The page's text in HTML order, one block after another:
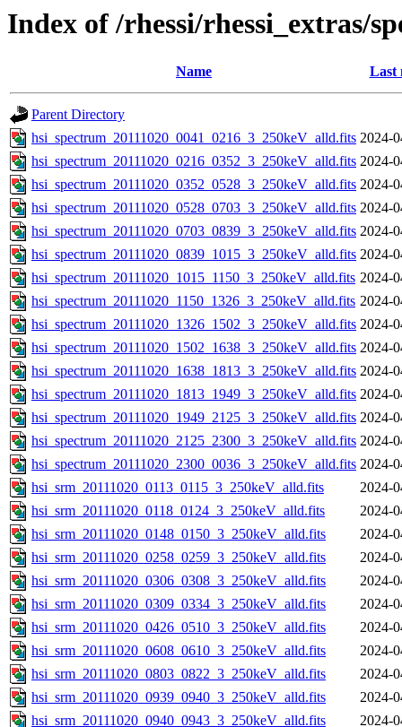
Index of /rhessi/rhessi_extras/
Name Last
Parent Directory
hsi_spectrum_20111020_0041_0216_3_250keV_alld.fits 2024-
hsi_spectrum_20111020_0216_0352_3_250keV_alld.fits 2024-
hsi_spectrum_20111020_0352_0528_3_250keV_alld.fits 2024-
hsi_spectrum_20111020_0528_0703_3_250keV_alld.fits 2024-
hsi_spectrum_20111020_0703_0839_3_250keV_alld.fits 2024-
hsi_spectrum_20111020_0839_1015_3_250keV_alld.fits 2024-
hsi_spectrum_20111020_1015_1150_3_250keV_alld.fits 2024-
hsi_spectrum_20111020_1150_1326_3_250keV_alld.fits 2024-
hsi_spectrum_20111020_1326_1502_3_250keV_alld.fits 2024-
hsi_spectrum_20111020_1502_1638_3_250keV_alld.fits 2024-
hsi_spectrum_20111020_1638_1813_3_250keV_alld.fits 2024-
hsi_spectrum_20111020_1813_1949_3_250keV_alld.fits 2024-
hsi_spectrum_20111020_1949_2125_3_250keV_alld.fits 2024-
hsi_spectrum_20111020_2125_2300_3_250keV_alld.fits 2024-
hsi_spectrum_20111020_2300_0036_3_250keV_alld.fits 2024-
hsi_srm_20111020_0113_0115_3_250keV_alld.fits
2024-
hsi_srm_20111020_0118_0124_3_250keV_alld.fits
2024-
hsi_srm_20111020_0148_0150_3_250keV_alld.fits
2024-
hsi_srm_20111020_0258_0259_3_250keV_alld.fits
2024-
hsi_srm_20111020_0306_0308_3_250keV_alld.fits
2024-
hsi_srm_20111020_0309_0334_3_250keV_alld.fits
2024-
hsi_srm_20111020_0426_0510_3_250keV_alld.fits
2024-
hsi_srm_20111020_0608_0610_3_250keV_alld.fits
2024-
hsi_srm_20111020_0803_0822_3_250keV_alld.fits
2024-
hsi_srm_20111020_0939_0940_3_250keV_alld.fits
2024-
hsi_srm_20111020_0940_0943_3_250keV_alld.fits
2024-